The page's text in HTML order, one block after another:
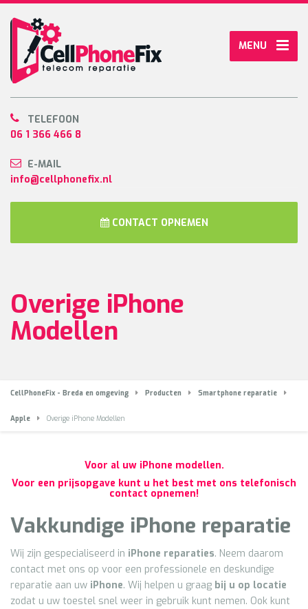
MENU
TELEFOON
06 1 366 466 8
E-MAIL
info@cellphonefix.nl
CONTACT OPNEMEN
Overige iPhone
Modellen
CellPhoneFix - Breda en omgeving Producten Smartphone reparatie
Apple Overige iPhone Modellen
Voor al uw iPhone modellen.
Voor een prijsopgave kunt u het best met ons telefonisch
contact opnemen!
Vakkundige iPhone reparatie
Wij zijn gespecialiseerd in iPhone reparaties. Neem daarom
contact met ons op voor een professionele en deskundige
reparatie aan uw iPhone. Wij helpen u graag bij u op locatie
zodat u uw toestel snel weer in gebruik kunt nemen. Ook kunt